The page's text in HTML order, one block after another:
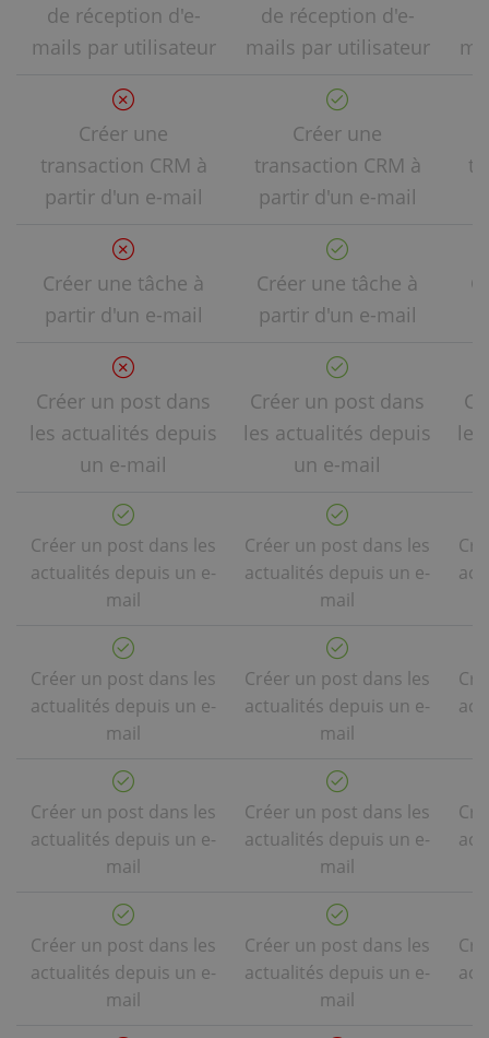
de réception d'e-
mails par utilisateur
de réception d'e-
mails par utilisateur
Créer une
transaction CRM à
partir d'un e-mail
Créer une
transaction CRM à
partir d'un e-mail
Créer une tâche à
partir d'un e-mail
Créer une tâche à
partir d'un e-mail
Créer un post dans
les actualités depuis
un e-mail
Créer un post dans
les actualités depuis
un e-mail
Créer un post dans les
actualités depuis un e-
mail
Créer un post dans les
actualités depuis un e-
mail
Créer un post dans les
actualités depuis un e-
mail
Créer un post dans les
actualités depuis un e-
mail
Créer un post dans les
actualités depuis un e-
mail
Créer un post dans les
actualités depuis un e-
mail
Créer un post dans les
actualités depuis un e-
mail
Créer un post dans les
actualités depuis un e-
mail